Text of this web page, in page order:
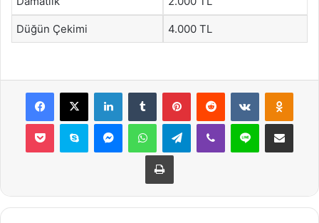
Düğün Çekimi 4.000 TL
Facebook
X LinkedInTumblr PinterestReddit VKontakte
Pocket Skype MessengerWhatsAppTelegramViber Line E-Posta ile
Yazdır